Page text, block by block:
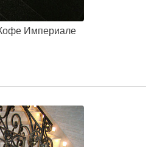
Империале